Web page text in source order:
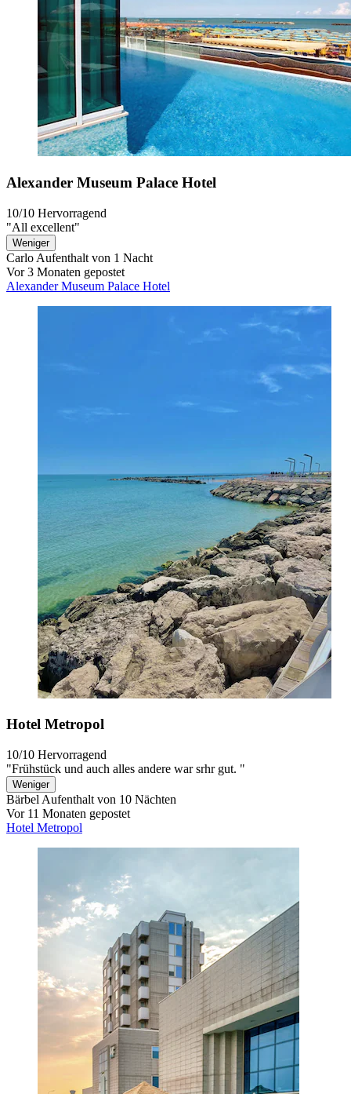
Alexander Museum Palace Hotel
10/10 Hervorragend
"All excellent"
Weniger
Carlo Aufenthalt von 1 Nacht
Vor 3 Monaten gepostet
Alexander Museum Palace Hotel
Hotel Metropol
10/10 Hervorragend
"Frühstück und auch alles andere war srhr gut. "
Weniger
Bärbel Aufenthalt von 10 Nächten
Vor 11 Monaten gepostet
Hotel Metropol